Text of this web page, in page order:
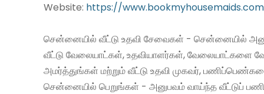
Website: https://
சென்னையில் வீட்டு உதவி சேவைகள் - சென்னையில்
வீட்டு வேலையாட்கள், உதவியாளர்கள், வேலையாட்களை
அமர்த்துங்கள் மற்றும் வீட்டு உதவி முகவர்,
சென்னையில் பெறுங்கள் - அனுபவம் வாய்ந்த வீட்டுப்